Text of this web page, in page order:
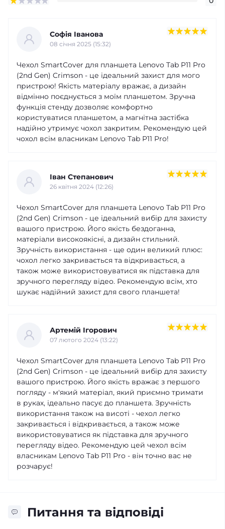
Софія Іванова
08 cічня 2025 (15:32)
Чехол SmartCover для планшета Lenovo Tab P11 Pro
(2nd Gen) Crimson - це ідеальний захист для мого
пристрою! Якість матеріалу вражає, а дизайн
відмінно поєднується з моїм планшетом. Зручна
функція стенду дозволяє комфортно
користуватися планшетом, а магнітна застібка
надійно утримує чохол закритим. Рекомендую цей
чохол всім власникам Lenovo Tab P11 Pro!
Іван Степанович
26 квітня 2024 (12:26)
Чехол SmartCover для планшета Lenovo Tab P11 Pro
(2nd Gen) Crimson - це ідеальний вибір для захисту
вашого пристрою. Його якість бездоганна,
матеріали високоякісні, а дизайн стильний.
Зручність використання - ще один великий плюс:
чохол легко закривається та відкривається, а
також може використовуватися як підставка для
зручного перегляду відео. Рекомендую всім, хто
шукає надійний захист для свого планшета!
Артемій Ігорович
07 лютого 2024 (13:22)
Чехол SmartCover для планшета Lenovo Tab P11 Pro
(2nd Gen) Crimson - це ідеальний вибір для захисту
вашого пристрою. Його якість вражає з першого
погляду - м'який матеріал, який приємно тримати
в руках, ідеально пасує до планшета. Зручність
використання також на висоті - чехол легко
закривається і відкривається, а також може
використовуватися як підставка для зручного
перегляду відео. Рекомендую цей чехол всім
власникам Lenovo Tab P11 Pro - він точно вас не
розчарує!
Питання та відповіді